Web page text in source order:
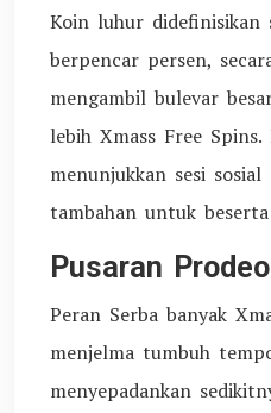
Koin luhur didefinisikan
berpencar persen,
mengambil bulevar
lebih Xmass Free
menunjukkan sesi
tambahan untuk
Pusaran Prodeo
Peran Serba banyak
menjelma tumbuh
menyepadankan